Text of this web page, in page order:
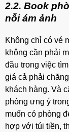
2.2. Book
nỗi ám ảnh
Không chỉ có vé
không cần phải
đầu trong việc
giá cả phải
khách hàng. Và
phòng ưng ý
muốn có phòng
hợp với túi tiền,